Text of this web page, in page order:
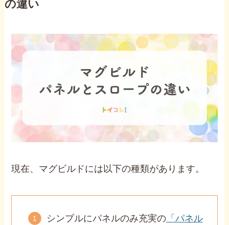
の違い
現在、マグビルドには以下の種類があります。
シンプルにパネルのみ充実の「パネル